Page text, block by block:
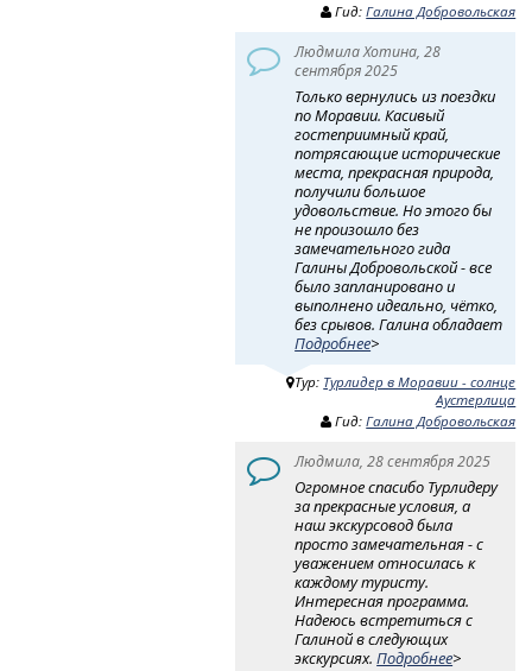
Гид:Галина Добровольская
Людмила Хотина, 28
сентября 2025
Только вернулись из поездки
по Моравии. Касивый
гостеприимный край,
потрясающие исторические
места, прекрасная природа,
получили большое
удовольствие. Но этого бы
не произошло без
замечательного гида
Галины Добровольской - все
было запланировано и
выполнено идеально, чётко,
без срывов. Галина обладает
Подробнее>
Тур: Турлидер в Моравии - солнце
Аустерлица
Гид:Галина Добровольская
Людмила, 28 сентября 2025
Огромное спасибо Турлидеру
за прекрасные условия, а
наш экскурсовод была
просто замечательная - с
уважением относилась к
каждому туристу.
Интересная программа.
Надеюсь встретиться с
Галиной в следующих
экскурсиях.Подробнее>